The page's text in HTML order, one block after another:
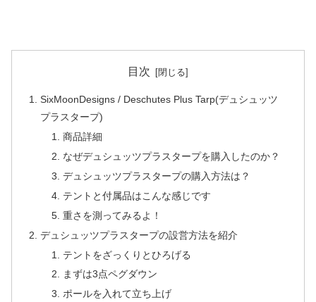
目次
SixMoonDesigns / Deschutes Plus Tarp(デュシュッツ
プラスタープ)
商品詳細
なぜデュシュッツプラスタープを購入したのか？
デュシュッツプラスタープの購入方法は？
テントと付属品はこんな感じです
重さを測ってみるよ！
デュシュッツプラスタープの設営方法を紹介
テントをざっくりとひろげる
まずは3点ペグダウン
ポールを入れて立ち上げ